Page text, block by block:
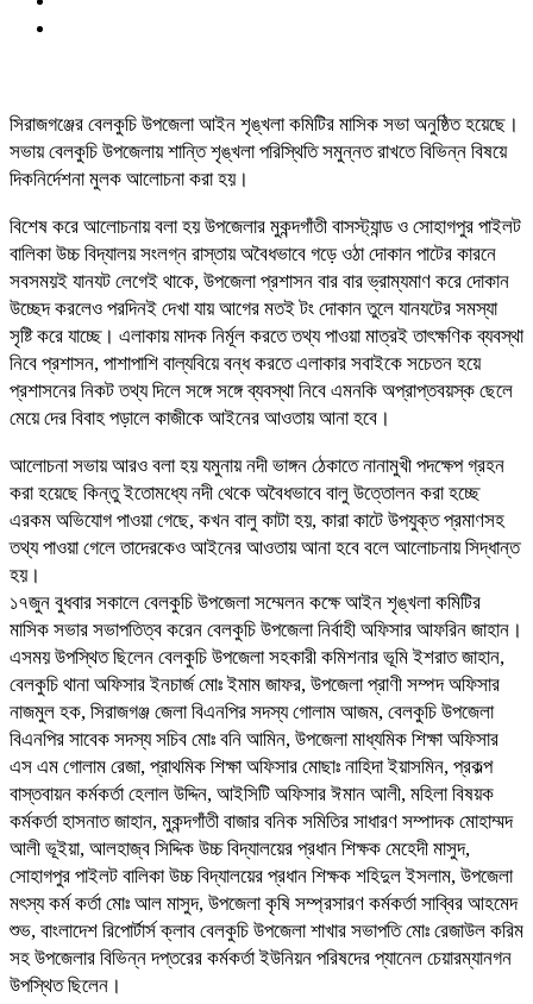
সিরাজগঞ্জের বেলকুচি উপজেলা আইন শৃঙ্খলা কমিটির মাসিক সভা অনুষ্ঠিত হয়েছে।
সভায় বেলকুচি উপজেলায় শান্তি শৃঙ্খলা পরিস্থিতি সমুন্নত রাখতে বিভিন্ন বিষয়ে
দিকনির্দেশনা মুলক আলোচনা করা হয়।
বিশেষ করে আলোচনায় বলা হয় উপজেলার মুকন্দগাঁতী বাসস্ট্যান্ড ও সোহাগপুর পাইলট
বালিকা উচ্চ বিদ্যালয় সংলগ্ন রাস্তায় অবৈধভাবে গড়ে ওঠা দোকান পাটের কারনে
সবসময়ই যানযট লেগেই থাকে, উপজেলা প্রশাসন বার বার ভ্রাম্যমাণ করে দোকান
উচ্ছেদ করলেও পরদিনই দেখা যায় আগের মতই টং দোকান তুলে যানযটের সমস্যা
সৃষ্টি করে যাচ্ছে। এলাকায় মাদক নির্মূল করতে তথ্য পাওয়া মাত্রই তাৎক্ষণিক ব্যবস্থা
নিবে প্রশাসন, পাশাপাশি বাল্যবিয়ে বন্ধ করতে এলাকার সবাইকে সচেতন হয়ে
প্রশাসনের নিকট তথ্য দিলে সঙ্গে সঙ্গে ব্যবস্থা নিবে এমনকি অপ্রাপ্তবয়স্ক ছেলে
মেয়ে দের বিবাহ পড়ালে কাজীকে আইনের আওতায় আনা হবে।
আলোচনা সভায় আরও বলা হয় যমুনায় নদী ভাঙ্গন ঠেকাতে নানামুখী পদক্ষেপ গ্রহন
করা হয়েছে কিন্তু ইতোমধ্যে নদী থেকে অবৈধভাবে বালু উত্তোলন করা হচ্ছে
এরকম অভিযোগ পাওয়া গেছে, কখন বালু কাটা হয়, কারা কাটে উপযুক্ত প্রমাণসহ
তথ্য পাওয়া গেলে তাদেরকেও আইনের আওতায় আনা হবে বলে আলোচনায় সিদ্ধান্ত
হয়।
১৭জুন বুধবার সকালে বেলকুচি উপজেলা সম্মেলন কক্ষে আইন শৃঙ্খলা কমিটির
মাসিক সভার সভাপতিত্ব করেন বেলকুচি উপজেলা নির্বাহী অফিসার আফরিন জাহান।
এসময় উপস্থিত ছিলেন বেলকুচি উপজেলা সহকারী কমিশনার ভূমি ইশরাত জাহান,
বেলকুচি থানা অফিসার ইনচার্জ মোঃ ইমাম জাফর, উপজেলা প্রাণী সম্পদ অফিসার
নাজমুল হক, সিরাজগঞ্জ জেলা বিএনপির সদস্য গোলাম আজম, বেলকুচি উপজেলা
বিএনপির সাবেক সদস্য সচিব মোঃ বনি আমিন, উপজেলা মাধ্যমিক শিক্ষা অফিসার
এস এম গোলাম রেজা, প্রাথমিক শিক্ষা অফিসার মোছাঃ নাহিদা ইয়াসমিন, প্রকল্প
বাস্তবায়ন কর্মকর্তা হেলাল উদ্দিন, আইসিটি অফিসার ঈমান আলী, মহিলা বিষয়ক
কর্মকর্তা হাসনাত জাহান, মুকন্দগাঁতী বাজার বনিক সমিতির সাধারণ সম্পাদক মোহাম্মদ
আলী ভূইয়া, আলহাজ্ব সিদ্দিক উচ্চ বিদ্যালয়ের প্রধান শিক্ষক মেহেদী মাসুদ,
সোহাগপুর পাইলট বালিকা উচ্চ বিদ্যালয়ের প্রধান শিক্ষক শহিদুল ইসলাম, উপজেলা
মৎস্য কর্ম কর্তা মোঃ আল মাসুদ, উপজেলা কৃষি সম্প্রসারণ কর্মকর্তা সাব্বির আহমেদ
শুভ, বাংলাদেশ রিপোর্টার্স ক্লাব বেলকুচি উপজেলা শাখার সভাপতি মোঃ রেজাউল করিম
সহ উপজেলার বিভিন্ন দপ্তরের কর্মকর্তা ইউনিয়ন পরিষদের প্যানেল চেয়ারম্যানগন
উপস্থিত ছিলেন।